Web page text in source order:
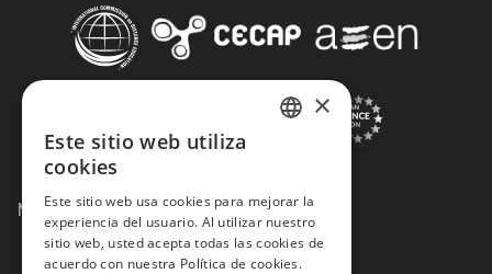
Métodos de Pago:
×
Este sitio web utiliza
cookies
Este sitio web usa cookies para mejorar la
experiencia del usuario. Al utilizar nuestro
sitio web, usted acepta todas las cookies de
acuerdo con nuestra Política de cookies.